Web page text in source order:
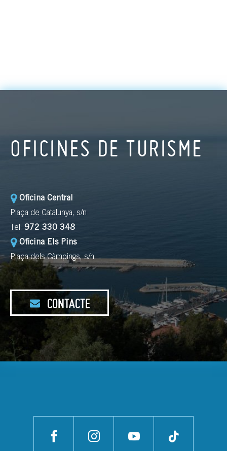
OFICINES DE TURISME
Oficina Central
Plaça de Catalunya, s/n
Tel: 972 330 348
Oficina Els Pins
Plaça dels Càmpings, s/n
CONTACTE